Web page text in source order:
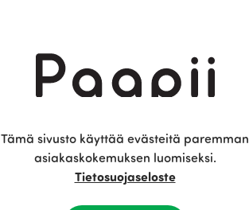
Tämä on Paapii
Tämä sivusto käyttää evästeitä paremman
asiakaskokemuksen luomiseksi.
Tietosuojaseloste